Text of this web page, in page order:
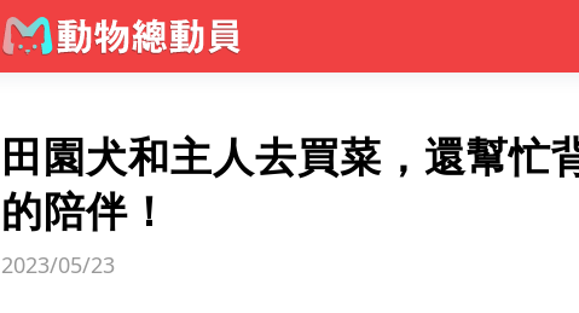
田園犬和主人去買菜，還幫忙
的陪伴！
2023/05/23